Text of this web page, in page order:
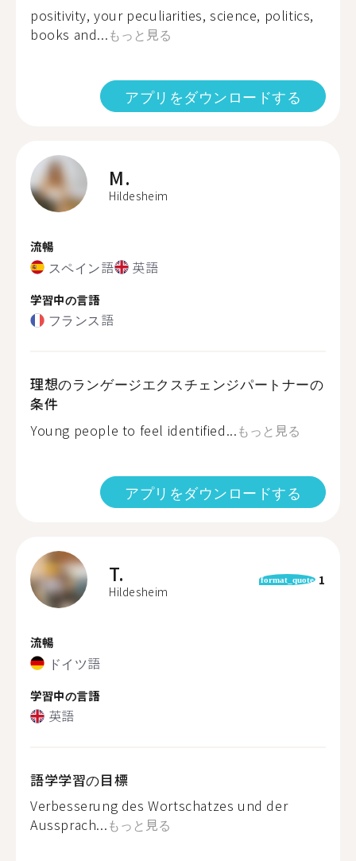
positivity, your peculiarities, science, politics,
books and...もっと見る
アプリをダウンロードする
M.
Hildesheim
流暢
スペイン語 英語
学習中の言語
フランス語
理想のランゲージエクスチェンジパートナーの
条件
Young people to feel identified...もっと見る
アプリをダウンロードする
T.
Hildesheim
format_quote 1
流暢
ドイツ語
学習中の言語
英語
語学学習の目標
Verbesserung des Wortschatzes und der
Aussprach...もっと見る